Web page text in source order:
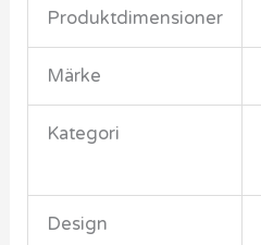
Produktdimensioner
Märke
Kategori
Design